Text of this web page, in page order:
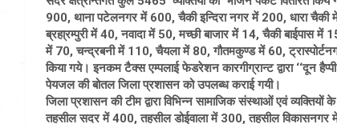
900, थाना पटेलनगर में 600, चैकी इन्दिरा नगर में 200, धारा
ब्रहा्रम्पुरी में 40, नवादा में 50, मच्छी बाजार में 14, चैकी बाईपास
में 70, चन्द्रबनी में 110, चैयला में 80, गौतमकुण्ड में 60,
किया गये। इनकम टैक्स एम्पलाई फेडरेशन कारगीग्रान्ट द्वारा ‘‘दून
पेयजल की बोतल जिला प्रशासन को उपलब्ध कराई गयी।
जिला प्रशासन की टीम द्वारा विभिन्न सामाजिक संस्थाओं एवं
तहसील सदर में 400, तहसील डोईवाला में 300, तहसील विकासनगर